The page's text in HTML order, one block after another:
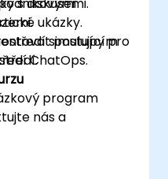
postupy pro
ChatOps.
ukázky.
simulujícím
program
nás a